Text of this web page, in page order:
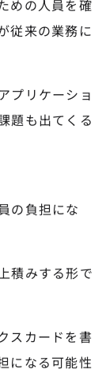
めの人員を確
従来の業務に
プリケーショ
題も出てくる
の負担にな
積みする形で
スカードを書
になる可能性